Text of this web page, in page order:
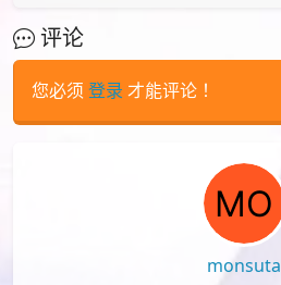
评论
您必须 登录 才能评论！
monsuta